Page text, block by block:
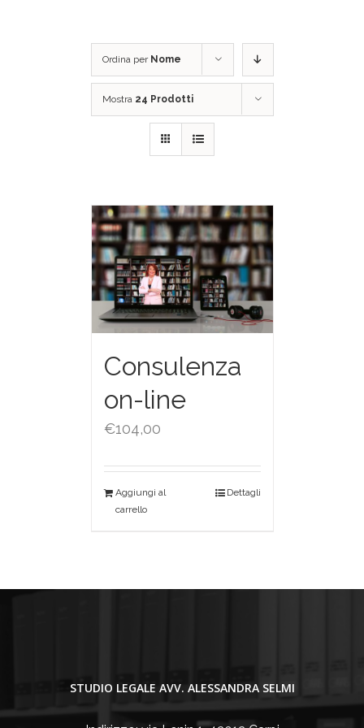
Ordina per Nome
Mostra 24 Prodotti
Consulenza
on-line
€104,00
Aggiungi al
carrello
Dettagli
STUDIO LEGALE AVV. ALESSANDRA SELMI